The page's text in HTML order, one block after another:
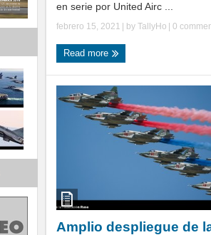
en serie por United Airc ...
febrero 15, 2021 | by TallyHo 0
Read more
Amplio despliegue de